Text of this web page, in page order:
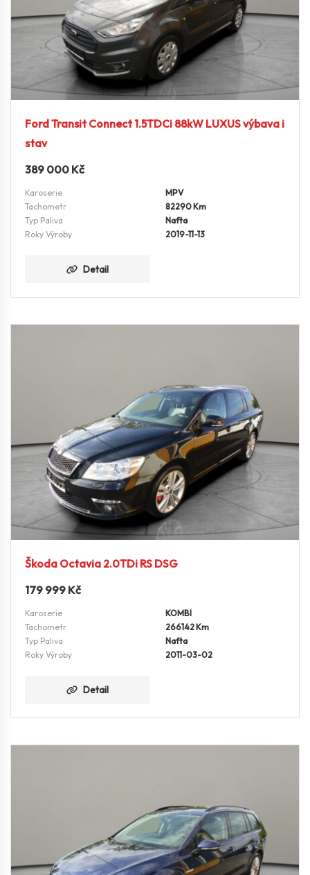
Ford Transit Connect 1.5TDCi 88kW LUXUS výbava i
stav
389 000 Kč
Karoserie
MPV
Tachometr
82290 Km
Typ Paliva
Nafta
Roky Výroby
2019-11-13
Detail
Škoda Octavia 2.0TDi RS DSG
179 999 Kč
Karoserie
KOMBI
Tachometr
266142 Km
Typ Paliva
Nafta
Roky Výroby
2011-03-02
Detail